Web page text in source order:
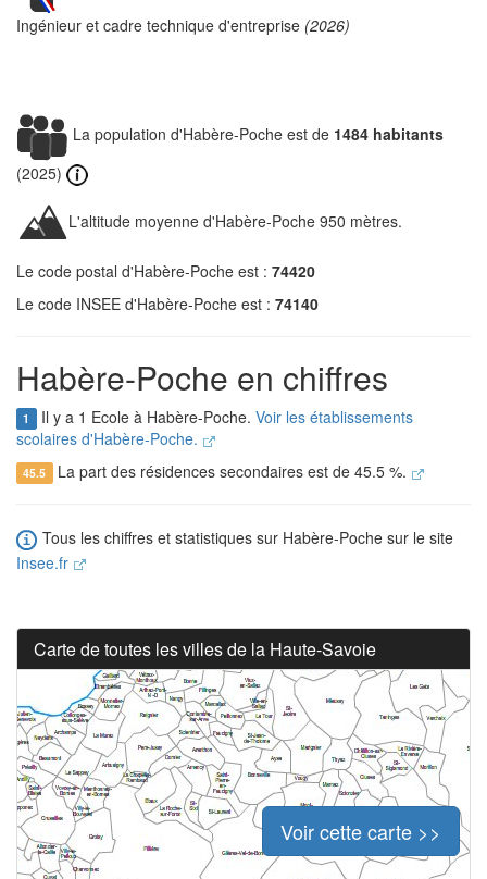
Ingénieur et cadre technique d'entreprise (2026)
La population d'Habère-Poche est de 1484 habitants
(2025)
L'altitude moyenne d'Habère-Poche 950 mètres.
Le code postal d'Habère-Poche est : 74420
Le code INSEE d'Habère-Poche est : 74140
Habère-Poche en chiffres
1 Il y a 1 Ecole à Habère-Poche. Voir les établissements
scolaires d'Habère-Poche.
45.5 La part des résidences secondaires est de 45.5 %.
Tous les chiffres et statistiques sur Habère-Poche sur le site
Insee.fr
Carte de toutes les villes de la Haute-Savoie
Voir cette carte >>